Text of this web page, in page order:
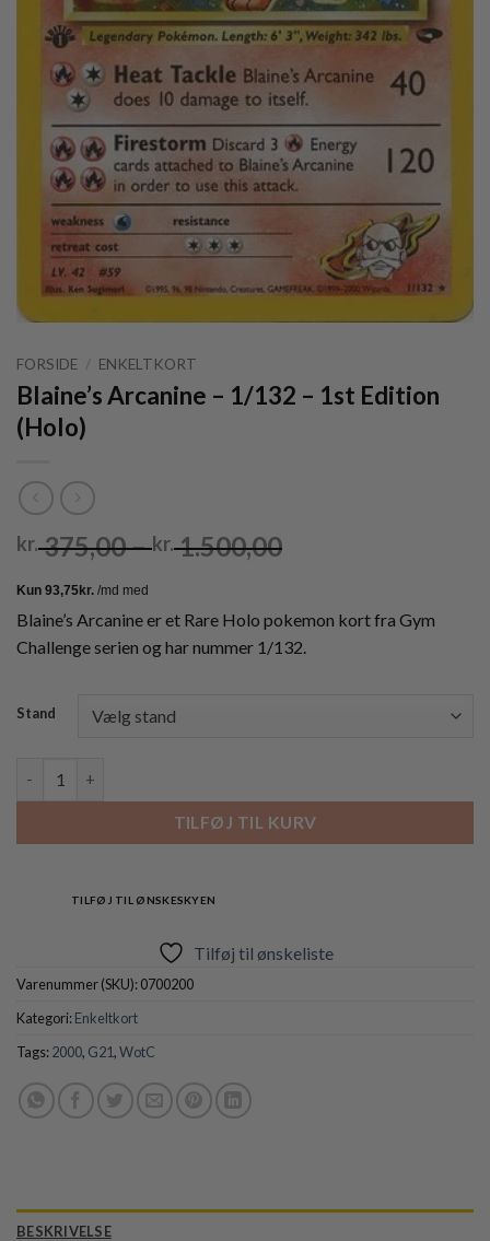
FORSIDE / ENKELTKORT
Blaine’s Arcanine – 1/132 – 1st Edition
(Holo)
kr.375,00– kr.1.500,00Prisinterval:
kr. 1.500,00
Blaine’s Arcanine er et Rare Holo pokemon kort fra Gym
Challenge serien og har nummer 1/132.
Stand
TILFØJ TIL KURV
TILFØJ TIL ØNSKESKYEN
Tilføj til ønskeliste
Varenummer (SKU):0700200
Kategori:Enkeltkort
Tags:2000, G21,WotC
BESKRIVELSE